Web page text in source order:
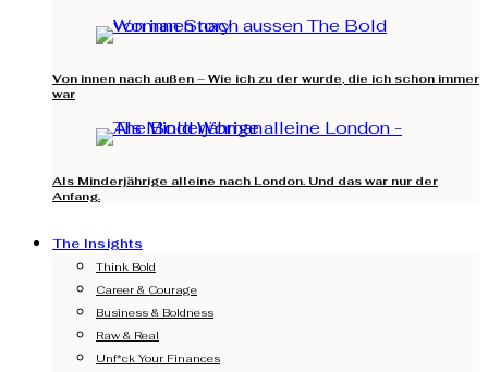
Von innen nach außen – Wie ich zu der wurde, die ich schon immer
war
Als Minderjährige alleine nach London. Und das war nur der
Anfang.
The Insights
Think Bold
Career & Courage
Business & Boldness
Raw & Real
Unf*ck Your Finances